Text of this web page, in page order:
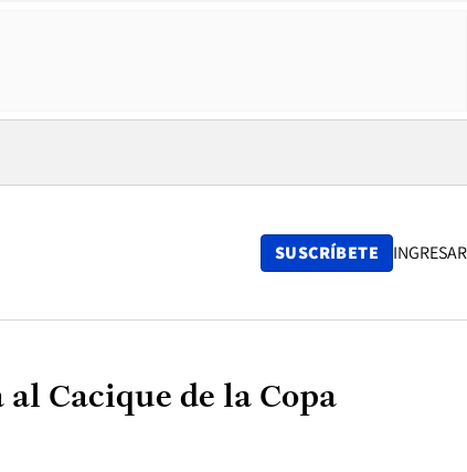
SUSCRÍBETE INGRESAR
Cacique de la Copa